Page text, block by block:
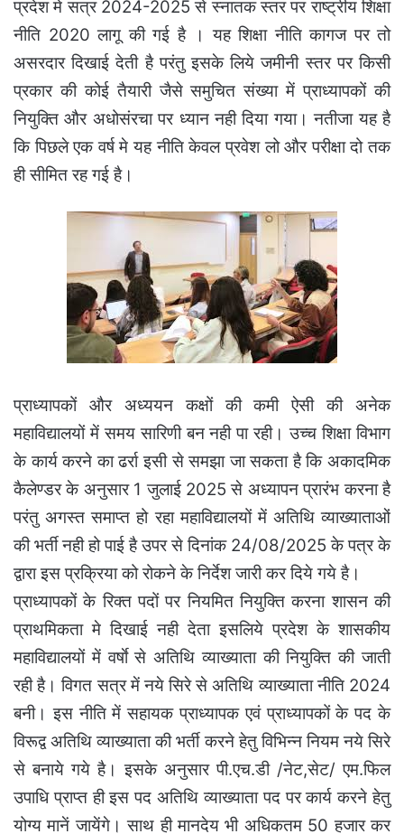
प्रदेश मे सत्र 2024-2025 से स्नातक स्तर पर राष्ट्रीय शिक्षा
नीति 2020 लागू की गई है । यह शिक्षा नीति कागज पर तो
असरदार दिखाई देती है परंतु इसके लिये जमीनी स्तर पर किसी
प्रकार की कोई तैयारी जैसे समुचित संख्या में प्राध्यापकों की
नियुक्ति और अधोसंरचा पर ध्यान नही दिया गया। नतीजा यह है
कि पिछले एक वर्ष मे यह नीति केवल प्रवेश लो और परीक्षा दो तक
ही सीमित रह गई है।
प्राध्यापकों और अध्ययन कक्षों की कमी ऐसी की अनेक
महाविद्यालयों में समय सारिणी बन नही पा रही। उच्च शिक्षा विभाग
के कार्य करने का ढर्रा इसी से समझा जा सकता है कि अकादमिक
कैलेण्डर के अनुसार 1 जुलाई 2025 से अध्यापन प्रारंभ करना है
परंतु अगस्त समाप्त हो रहा महाविद्यालयों में अतिथि व्याख्याताओं
की भर्ती नही हो पाई है उपर से दिनांक 24/08/2025 के पत्र के
द्वारा इस प्रक्रिया को रोकने के निर्देश जारी कर दिये गये है।
प्राध्यापकों के रिक्त पदों पर नियमित नियुक्ति करना शासन की
प्राथमिकता मे दिखाई नही देता इसलिये प्रदेश के शासकीय
महाविद्यालयों में वर्षाे से अतिथि व्याख्याता की नियुक्ति की जाती
रही है। विगत सत्र में नये सिरे से अतिथि व्याख्याता नीति 2024
बनी। इस नीति में सहायक प्राध्यापक एवं प्राध्यापकों के पद के
विरूद्व अतिथि व्याख्याता की भर्ती करने हेतु विभिन्न नियम नये सिरे
से बनाये गये है। इसके अनुसार पी.एच.डी /नेट,सेट/ एम.फिल
उपाधि प्राप्त ही इस पद अतिथि व्याख्याता पद पर कार्य करने हेतु
योग्य मानें जायेंगे। साथ ही मानदेय भी अधिकतम 50 हजार कर